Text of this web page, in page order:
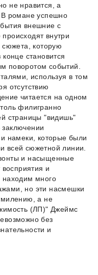
не нравится, а
В романе успешно
внешние с
внутри
сюжета, которую
становится
поворотом событий.
используя в том
отсутствию
читается на одном
филигранно
страницы "видишь"
намеки, которые были
всей сюжетной линии.
и насыщенные
восприятия и
находим много
но эти насмешки
а не
(ЛП)" Джеймс
без
и